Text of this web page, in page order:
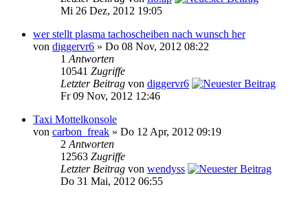
Mi 26 Dez, 2012 19:05
wer stellt plasma tachoscheiben nach wunsch her
von diggervr6 » Do 08 Nov, 2012 08:22
1 Antworten
10541 Zugriffe
Letzter Beitrag von diggervr6
Fr 09 Nov, 2012 12:46
Taxi Mottelkonsole
von carbon_freak » Do 12 Apr, 2012 09:19
2 Antworten
12563 Zugriffe
Letzter Beitrag von wendyss
Do 31 Mai, 2012 06:55